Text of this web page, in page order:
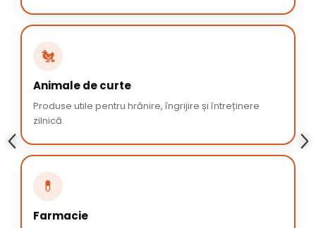
🐔
Animale de curte
Produse utile pentru hrănire, îngrijire și întreținere
zilnică.
💊
Farmacie